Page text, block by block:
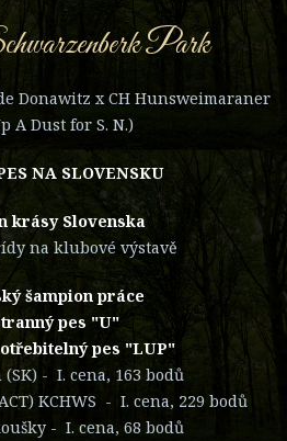
Park
Donawitz x CH Hunsweimaraner
A Dust for S. N.)
NA SLOVENSKU
krásy Slovenska
na klubové výstavě
šampion práce
pes "U"
pes "LUP"
- I. cena, 163 bodů
KCHWS - I. cena, 229 bodů
- I. cena, 68 bodů